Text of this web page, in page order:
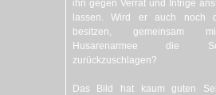
ihn gegen Verrat und Intrige
lassen. Wird er auch noch
besitzen, gemeinsam
Husarenarmee die
zurückzuschlagen?
Das Bild hat kaum guten